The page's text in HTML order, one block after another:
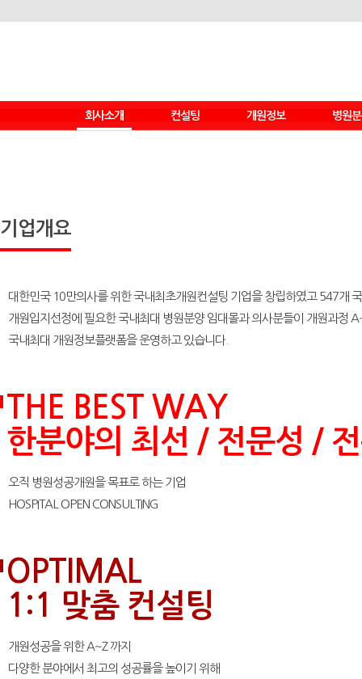
회사소개 컨설팅
마케팅 절차
브랜드 마케팅
브랜드 마케팅 절차
개원정보 병원
기업개요
대한민국 10만의사를 위한 국내최초개원컨설팅 기업을 창립하였고 547개
개원입지선정에 필요한 국내최대 병원분양 임대몰과 의사분들이 개원과정
국내최대 개원정보플랫폼을 운영하고 있습니다.
THE BEST WAY
한분야의 최선 / 전문성 /
오직 병원성공개원을 목표로 하는 기업
HOSPITAL OPEN CONSULTING
OPTIMAL
1:1 맞춤 컨설팅
개원성공을 위한 A~Z 까지
다양한 분야에서 최고의 성공률을 높이기 위해